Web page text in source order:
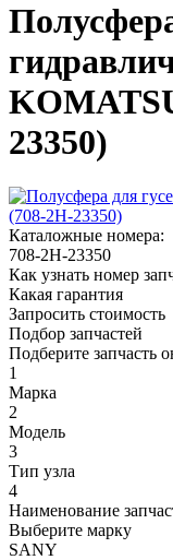
23350)
Каталожные номера:
708-2H-23350
Как узнать номер
Какая гарантия
Запросить стоимость
Подбор запчастей
Подберите запчасть
1
Марка
2
Модель
3
Тип узла
4
Наименование
Выберите марку
SANY